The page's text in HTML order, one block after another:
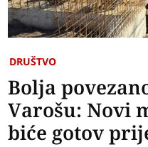
DRUŠTVO
Bolja
Varošu: Novi
biće gotov